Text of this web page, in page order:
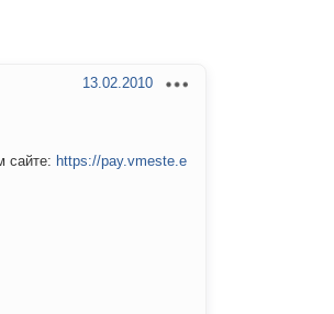
13.02.2010
сайте: https://pay.vmeste.e